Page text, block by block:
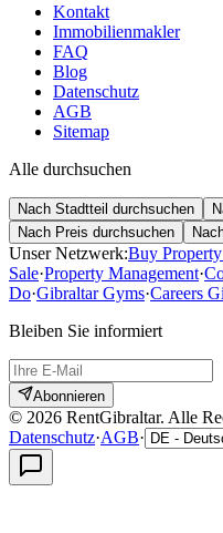
Kontakt
Immobilienmakler
FAQ
Blog
Datenschutz
AGB
Sitemap
Alle durchsuchen
Nach Stadtteil durchsuchen
Nach Preis durchsuchen
Unser Netzwerk:Buy
Sale·Property Management·
Do·Gibraltar Gyms·Careers
Bleiben Sie informiert
Abonnieren
© 2026 RentGibraltar. Alle
Datenschutz·AGB·